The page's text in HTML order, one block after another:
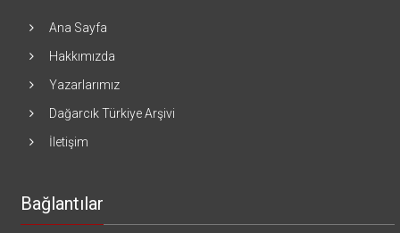
Ana Sayfa
Hakkımızda
Yazarlarımız
Dağarcık Türkiye Arşivi
İletişim
Bağlantılar